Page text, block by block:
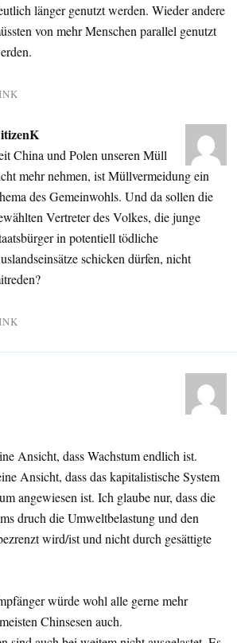
länger genutzt werden. Wieder andere
von mehr Menschen parallel genutzt
China und Polen unseren Müll
mehr nehmen, ist Müllvermeidung ein
des Gemeinwohls. Und da sollen die
Vertreter des Volkes, die junge
in potentiell tödliche
schicken dürfen, nicht
Ansicht, dass Wachstum endlich ist.
Ansicht, dass das kapitalistische System
angewiesen ist. Ich glaube nur, dass die
druch die Umweltbelastung und den
wird/ist und nicht durch gesättigte
würde wohl alle gerne mehr
Chinsesen auch.